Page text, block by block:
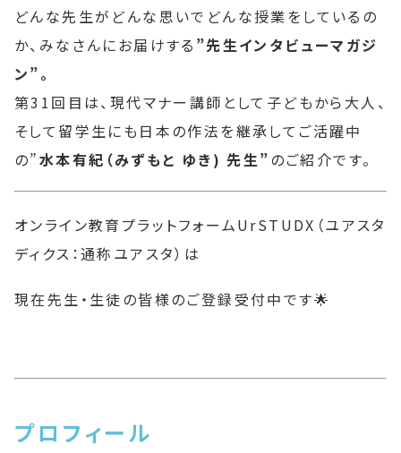
どんな先生がどんな思いでどんな授業をしているの
か、みなさんにお届けする ”先生インタビューマガジ
ン”。
第31回目は、現代マナー講師として子どもから大人、
そして留学生にも日本の作法を継承してご活躍中
の”水本有紀（みずもと ゆき) 先生”のご紹介です。
オンライン教育プラットフォームUrSTUDX（ユアスタ
ディクス：通称ユアスタ）は
現在先生・生徒の皆様のご登録受付中です🌟
プロフィール